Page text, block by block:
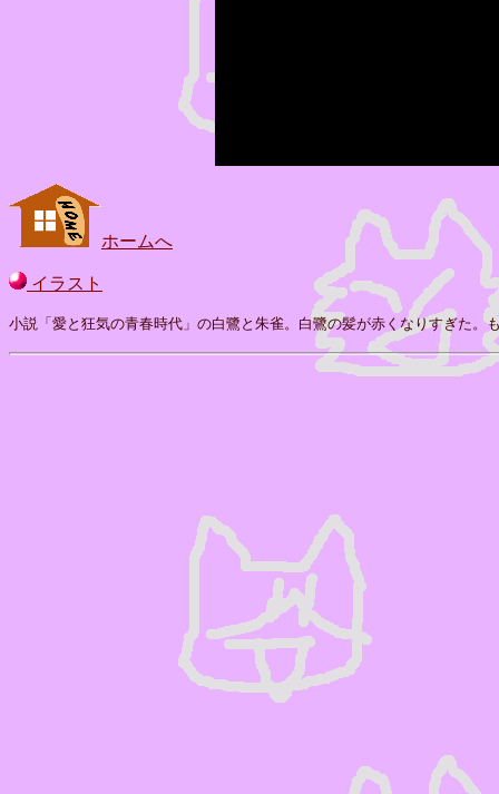
ホームへ
イラスト
小説「愛と狂気の青春時代」の白鷺と朱雀。白鷺の髪が赤くなりすぎた。